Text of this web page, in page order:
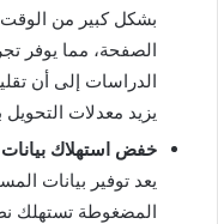
بشكل كبير من
الصفحة، مما يوفر
الدراسات إلى أن
يزيد معدلات التحويل
خفض استهلاك
يعد توفير بيانات
المضغوطة تستهلك